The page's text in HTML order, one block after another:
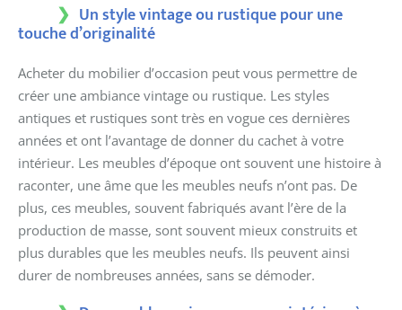
Un style vintage ou rustique pour une
touche d’originalité
Acheter du mobilier d’occasion peut vous permettre de
créer une ambiance vintage ou rustique. Les styles
antiques et rustiques sont très en vogue ces dernières
années et ont l’avantage de donner du cachet à votre
intérieur. Les meubles d’époque ont souvent une histoire à
raconter, une âme que les meubles neufs n’ont pas. De
plus, ces meubles, souvent fabriqués avant l’ère de la
production de masse, sont souvent mieux construits et
plus durables que les meubles neufs. Ils peuvent ainsi
durer de nombreuses années, sans se démoder.